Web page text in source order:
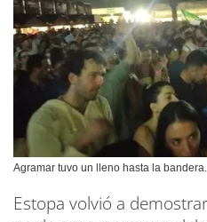
Agramar tuvo un lleno hasta la bandera.
Estopa volvió a